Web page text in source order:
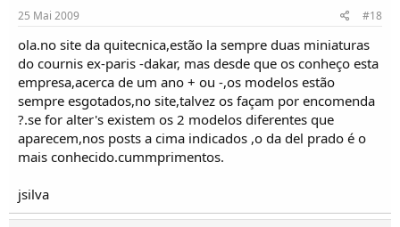
25 Mai 2009 #18
ola.no site da quitecnica,estão la sempre duas miniaturas
do cournis ex-paris -dakar, mas desde que os conheço esta
empresa,acerca de um ano + ou -,os modelos estão
sempre esgotados,no site,talvez os façam por encomenda
?.se for alter's existem os 2 modelos diferentes que
aparecem,nos posts a cima indicados ,o da del prado é o
mais conhecido.cummprimentos.
jsilva